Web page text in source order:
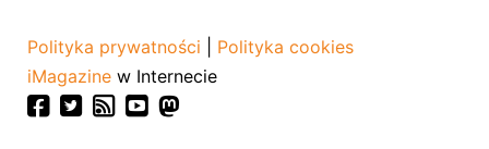
Polityka prywatności
Polityka cookies
iMagazine w Internecie